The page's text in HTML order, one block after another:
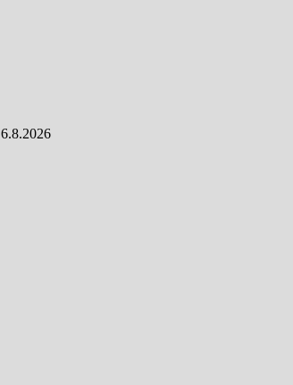
6.8.2026